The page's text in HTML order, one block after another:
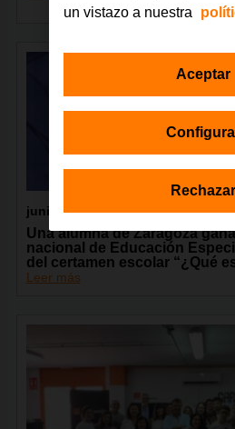
junio 2026
Una alumna de Zaragoza
nacional de Educación
del certamen escolar “¿Qué
Leer más
un vistazo a nuestra
Rechazar
Aceptar